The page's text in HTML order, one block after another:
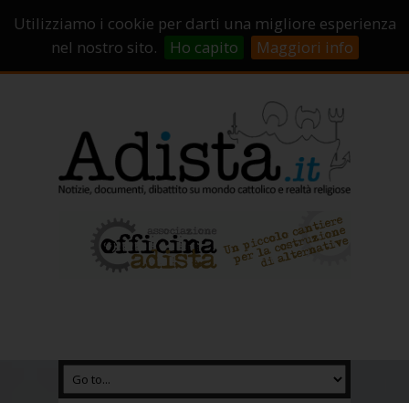
Utilizziamo i cookie per darti una migliore esperienza
nel nostro sito.
Ho capito Maggiori info
Campagne di crowdfunding
Chi Siamo